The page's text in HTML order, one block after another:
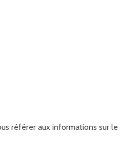
référer aux informations sur